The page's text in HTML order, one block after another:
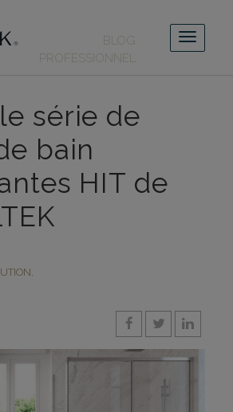
BLOG
PROFESSIONNEL
série de
bain
HIT de
,